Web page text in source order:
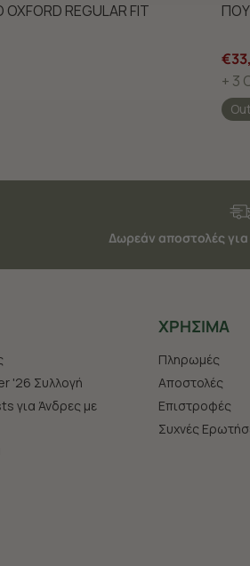
REGULAR FIT
+ 3
Δωρεάν αποστολές
'26 Συλλογή
για Άνδρες με
ΧΡHΣΙΜΑ
Πληρωμές
Αποστολές
Επιστροφές
Συχνές